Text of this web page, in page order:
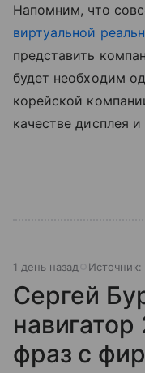
Напомним, что
виртуальной
представить
будет необходим
корейской
качестве дисплея
1 день назад Источник:
Сергей
фраз с